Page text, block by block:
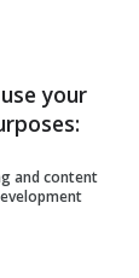
your
and content